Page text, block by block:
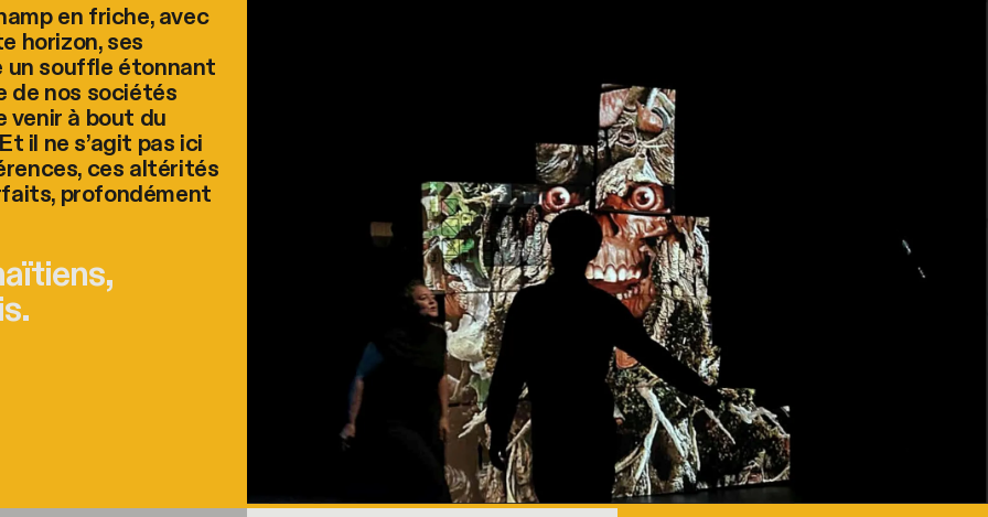
en friche, avec
horizon, ses
un souffle étonnant
de nos sociétés
venir à bout du
il ne s’agit pas ici
ces altérités
profondément